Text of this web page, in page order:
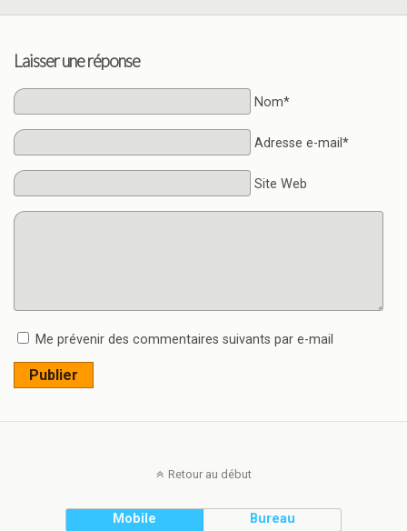
Laisser une réponse
Nom*
Adresse e-mail*
Site Web
Me prévenir des commentaires suivants par e-mail
Publier
Retour au début
Mobile Bureau